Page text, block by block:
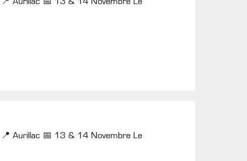
📍 Aurillac 📅 13 & 14 Novembre Le